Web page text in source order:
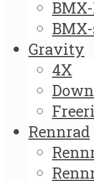
Gravity
4X
Rennrad